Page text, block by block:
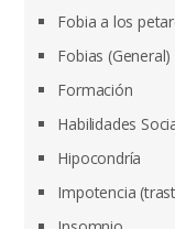
Fobia a los
Fobias (General)
Formación
Habilidades
Hipocondría
Impotencia